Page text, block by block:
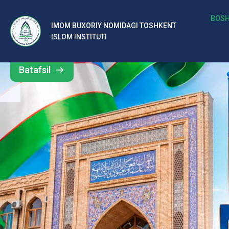
IMOM BUXORIY NOMIDAGI TOSHKENT
ISLOM INSTITUTI
b
al
ar
o‘
rt
a
si
d
Barcha
yangiliklar
Batafsil